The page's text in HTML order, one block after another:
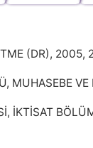
(DR), 2005,
MUHASEBE
İKTİSAT